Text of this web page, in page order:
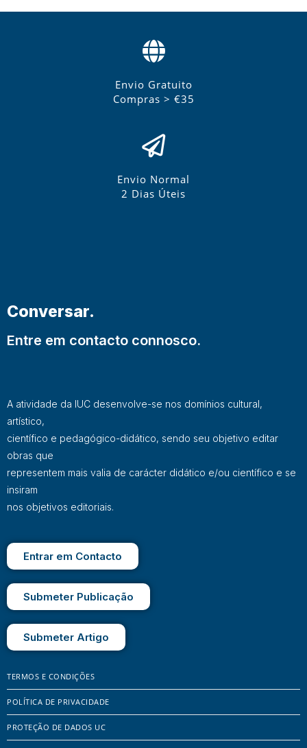
Envio Gratuito
Compras > €35
Envio Normal
2 Dias Úteis
Conversar.
Entre em contacto connosco.
A atividade da IUC desenvolve-se nos domínios cultural,
artístico,
científico e pedagógico-didático, sendo seu objetivo editar
obras que
representem mais valia de carácter didático e/ou científico e se
insiram
nos objetivos editoriais.
Entrar em Contacto
Submeter Publicação
Submeter Artigo
TERMOS E CONDIÇÕES
POLÍTICA DE PRIVACIDADE
PROTEÇÃO DE DADOS UC